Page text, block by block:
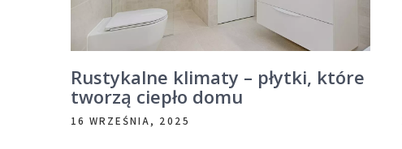
Rustykalne klimaty – płytki, które
tworzą ciepło domu
16 WRZEŚNIA, 2025